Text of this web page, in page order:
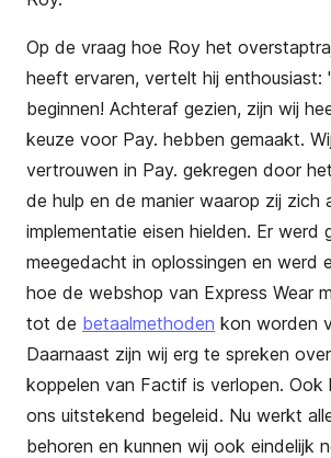
Op de vraag hoe Roy het
heeft ervaren, vertelt hij enthousiast:
beginnen! Achteraf gezien, zijn wij
keuze voor Pay. hebben gemaakt.
vertrouwen in Pay. gekregen door
de hulp en de manier waarop zij zich
implementatie eisen hielden. Er werd
meegedacht in oplossingen en werd
hoe de webshop van Express Wear
tot de betaalmethoden kon worden
Daarnaast zijn wij erg te spreken
koppelen van Factif is verlopen. Ook
ons uitstekend begeleid. Nu werkt
behoren en kunnen wij ook eindelijk